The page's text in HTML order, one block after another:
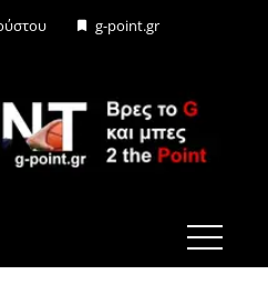
g-point.gr